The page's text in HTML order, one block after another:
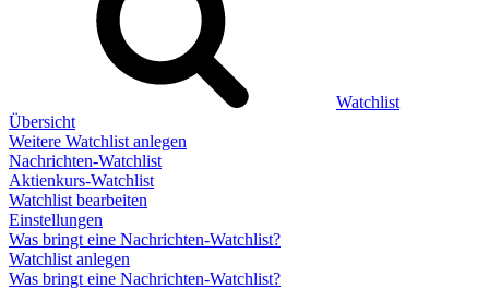
Watchlist
Übersicht
Weitere Watchlist anlegen
Nachrichten-Watchlist
Aktienkurs-Watchlist
Watchlist bearbeiten
Einstellungen
Was bringt eine Nachrichten-Watchlist?
Watchlist anlegen
Was bringt eine Nachrichten-Watchlist?